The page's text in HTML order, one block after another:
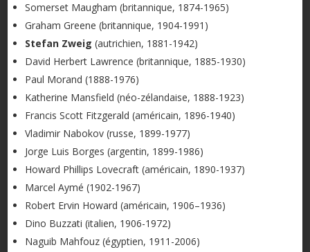
Somerset Maugham (britannique, 1874-1965)
Graham Greene (britannique, 1904-1991)
Stefan Zweig (autrichien, 1881-1942)
David Herbert Lawrence (britannique, 1885-1930)
Paul Morand (1888-1976)
Katherine Mansfield (néo-zélandaise, 1888-1923)
Francis Scott Fitzgerald (américain, 1896-1940)
Vladimir Nabokov (russe, 1899-1977)
Jorge Luis Borges (argentin, 1899-1986)
Howard Phillips Lovecraft (américain, 1890-1937)
Marcel Aymé (1902-1967)
Robert Ervin Howard (américain, 1906–1936)
Dino Buzzati (italien, 1906-1972)
Naguib Mahfouz (égyptien, 1911-2006)